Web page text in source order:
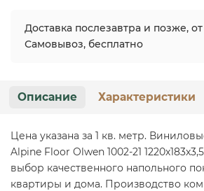
Доставка послезавтра и позже, от
Самовывоз, бесплатно
Описание Характеристики
Цена указана за 1 кв. метр.
Alpine Floor Olwen 1002-21
выбор качественного напольного
квартиры и дома. Производство